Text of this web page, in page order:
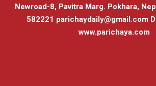
Newroad-8, Pavitra Marg. Pokhara,
582221 parichaydaily@gmail.com
www.parichaya.com